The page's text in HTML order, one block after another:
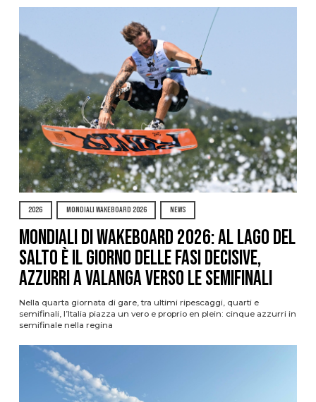
2026 MONDIALI WAKEBOARD 2026 NEWS
Mondiali di Wakeboard 2026: al Lago del
Salto è il giorno delle fasi decisive,
azzurri a valanga verso le semifinali
Nella quarta giornata di gare, tra ultimi ripescaggi, quarti e
semifinali, l’Italia piazza un vero e proprio en plein: cinque azzurri in
semifinale nella regina